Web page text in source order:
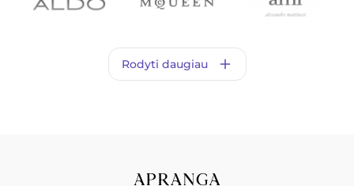
Rodyti daugiau